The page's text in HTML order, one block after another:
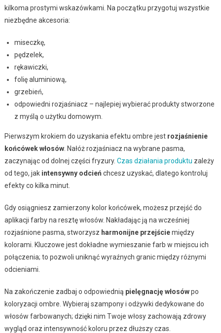
kilkoma prostymi wskazówkami. Na początku przygotuj wszystkie
niezbędne akcesoria:
miseczkę,
pędzelek,
rękawiczki,
folię aluminiową,
grzebień,
odpowiedni rozjaśniacz – najlepiej wybierać produkty stworzone
z myślą o użytku domowym.
Pierwszym krokiem do uzyskania efektu ombre jest rozjaśnienie
końcówek włosów. Nałóż rozjaśniacz na wybrane pasma,
zaczynając od dolnej części fryzury. Czas działania produktu zależy
od tego, jak intensywny odcień chcesz uzyskać, dlatego kontroluj
efekty co kilka minut.
Gdy osiągniesz zamierzony kolor końcówek, możesz przejść do
aplikacji farby na resztę włosów. Nakładając ją na wcześniej
rozjaśnione pasma, stworzysz harmonijne przejściemiędzy
kolorami. Kluczowe jest dokładne wymieszanie farb w miejscu ich
połączenia; to pozwoli uniknąć wyraźnych granic między różnymi
odcieniami.
Na zakończenie zadbaj o odpowiednią pielęgnację włosówpo
koloryzacji ombre. Wybieraj szampony i odżywki dedykowane do
włosów farbowanych; dzięki nim Twoje włosy zachowają zdrowy
wygląd oraz intensywność koloru przez dłuższy czas.